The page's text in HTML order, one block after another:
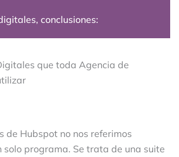
conclusiones:
que toda Agencia de
de Hubspot no nos referimos
solo programa. Se trata de una suite